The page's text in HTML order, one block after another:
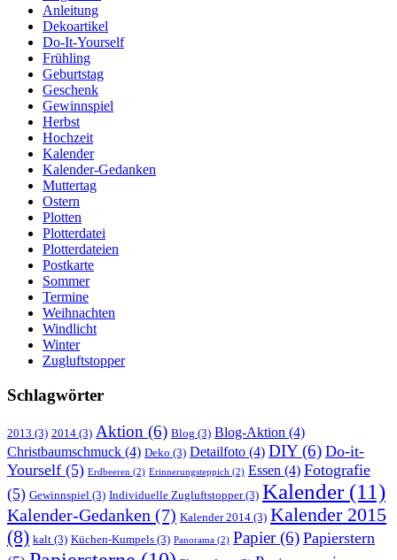
Anleitung
Dekoartikel
Do-It-Yourself
Frühling
Geburtstag
Geschenk
Gewinnspiel
Herbst
Hochzeit
Kalender
Kalender-Gedanken
Muttertag
Ostern
Plotten
Plotterdatei
Plotterdateien
Postkarte
Sommer
Termine
Weihnachten
Windlicht
Winter
Zugluftstopper
Schlagwörter
2013 (3) 2014 (3) Aktion (6) Blog (3) Blog-Aktion (4)
Christbaumschmuck (4) Deko (3) Detailfoto (4) DIY(6) Do-it-
Yourself (5) Erdbeeren (2) Erinnerungsteppich (2) Essen (4) Fotografie
(5) Gewinnspiel (3) Individuelle Zugluftstopper(3) Kalender(11)
Kalender-Gedanken (7) Kalender 2014 (3) Kalender 2015
(8) kalt (3) Küchen-Kumpels (3) Panorama (2) Papier(6) Papierstern